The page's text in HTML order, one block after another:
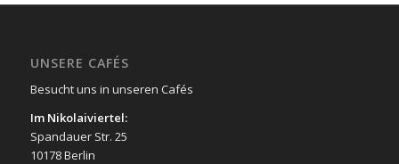
UNSERE CAFÉS
Besucht uns in unseren Cafés
Im Nikolaiviertel:
Spandauer Str. 25
10178 Berlin